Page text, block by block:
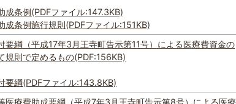
成条例(PDFファイル:147.3KB)
成条例施行規則(PDFファイル:151KB)
要綱（平成17年3月王寺町告示第11号）による医療費資金の
規則で定めるもの(PDF:156KB)
要綱(PDFファイル:143.8KB)
医療費助成要綱（平成7年3月王寺町告示第8号）による医療